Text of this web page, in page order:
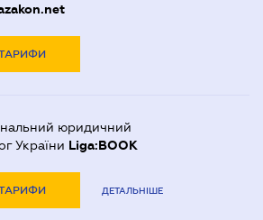
юридичний
України Liga:BOOK
ДЕТАЛЬНІШЕ